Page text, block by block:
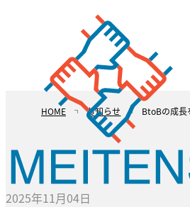
HOME お知らせ BtoBの成長
2025年11月04日